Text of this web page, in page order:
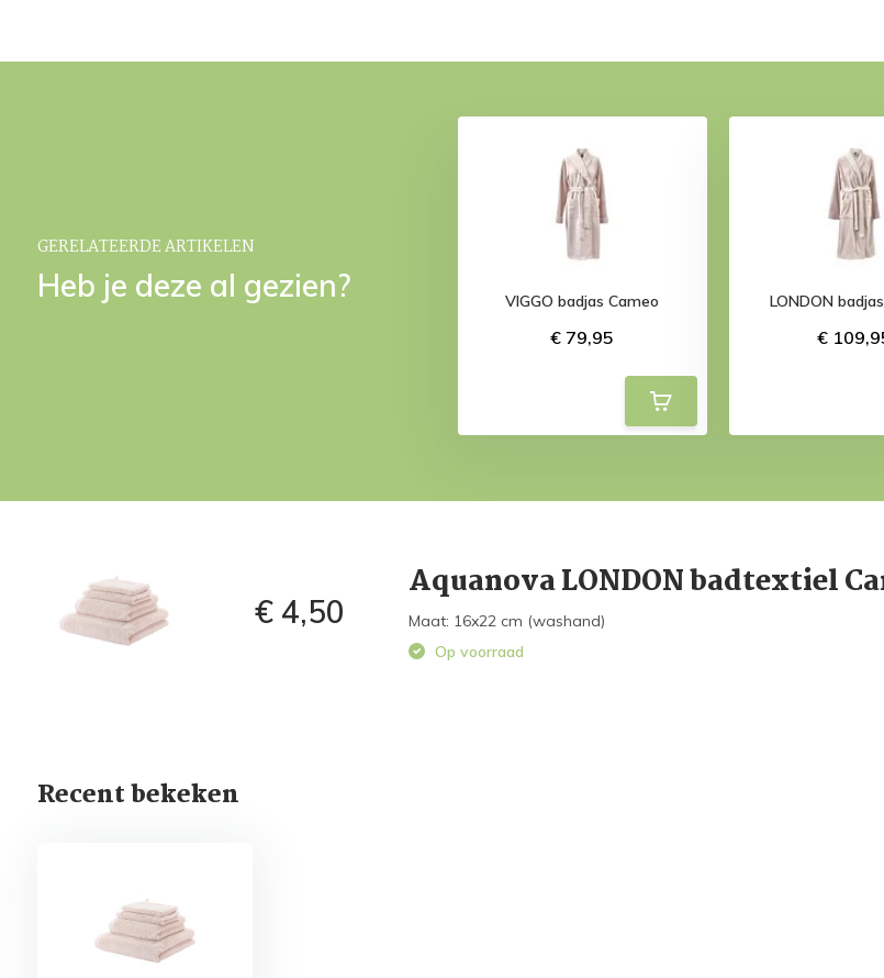
GERELATEERDE ARTIKELEN
Heb je deze al gezien? VIGGO badjas Cameo
€ 79,95
LONDON
€
€ 4,50
Aquanova LONDON badtextiel
Maat: 16x22 cm (washand)
Op voorraad
Recent bekeken